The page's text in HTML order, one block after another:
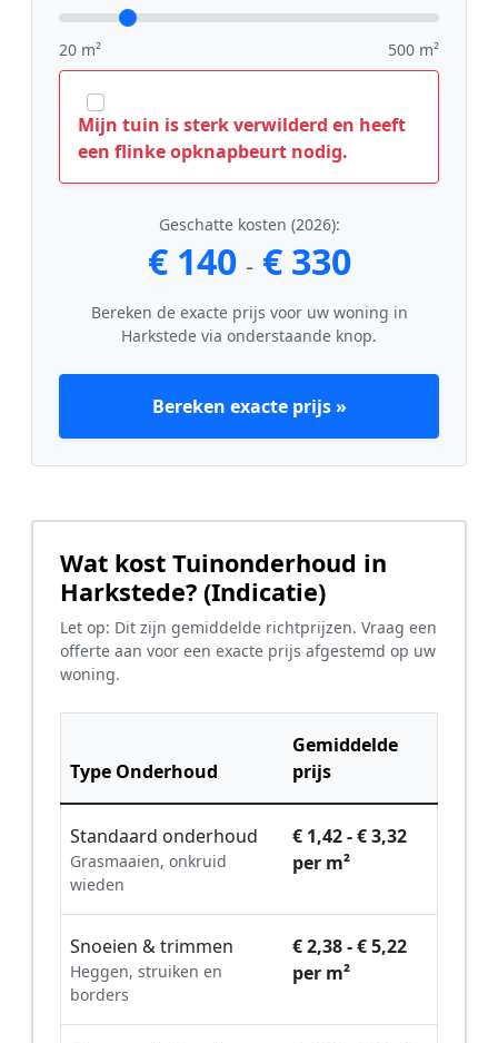
20 m² 500 m²
Mijn tuin is sterk verwilderd en heeft
een flinke opknapbeurt nodig.
Geschatte kosten (2026):
€ 140 - € 330
Bereken de exacte prijs voor uw woning in
Harkstede via onderstaande knop.
Bereken exacte prijs »
Wat kost Tuinonderhoud in
Harkstede? (Indicatie)
Let op: Dit zijn gemiddelde richtprijzen. Vraag een
offerte aan voor een exacte prijs afgestemd op uw
woning.
Type Onderhoud
Gemiddelde
prijs
Standaard onderhoud
Grasmaaien, onkruid
wieden
€ 1,42 - € 3,32
per m²
Snoeien & trimmen
Heggen, struiken en
borders
€ 2,38 - € 5,22
per m²